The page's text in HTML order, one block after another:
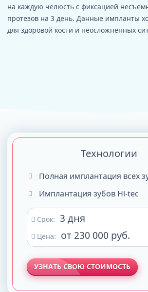
на каждую челюсть с фиксацией
протезов на 3 день. Данные импланты
для здоровой кости и неосложненных
Технологии
Полная имплантация всех
Имплантация зубов Hi-tec
Срок: 3 дня
Цена: от 230 000 руб.
УЗНАТЬ СВОЮ СТОИМОСТЬ